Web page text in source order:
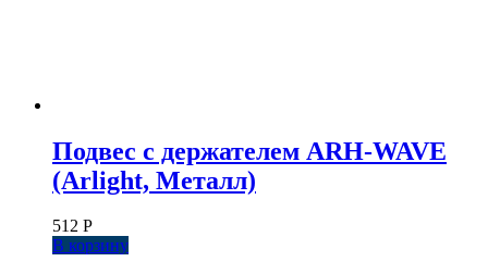
Подвес с держателем ARH-WAVE
(Arlight, Металл)
512 Р
В корзину